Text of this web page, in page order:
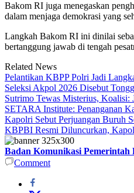
Bakom RI juga menegaskan
dalam menjaga demokrasi yang
Langkah Bakom RI ini dinilai
bertanggung jawab di tengah
Related News
Pelantikan KBPP Polri Jadi
Seleksi Akpol 2026 Disebut
Sutrimo Tewas Misterius,
SETARA Institute: Penanganan
Kapolri Sebut Perjuangan Buruh
KBPBI Resmi Diluncurkan,
Badan Komunikasi Pemerintah
Comment